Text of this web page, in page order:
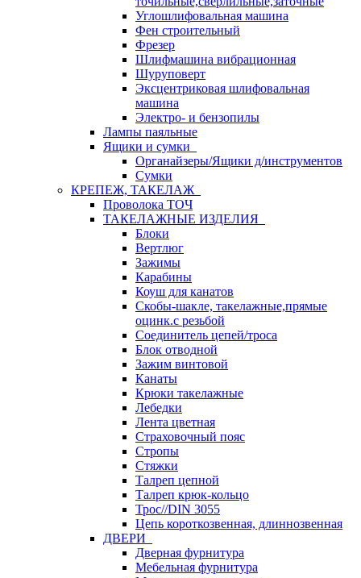
Углошлифовальная машина
Фен строительный
Фрезер
Шлифмашина вибрационная
Шуруповерт
Эксцентриковая шлифовальная
машина
Электро- и бензопилы
Лампы паяльные
Ящики и сумки
Органайзеры/Ящики д/инструментов
Сумки
КРЕПЕЖ, ТАКЕЛАЖ
Проволока ТОЧ
ТАКЕЛАЖНЫЕ ИЗДЕЛИЯ
Блоки
Вертлюг
Зажимы
Карабины
Коуш для канатов
Скобы-шакле, такелажные,прямые
оцинк.с резьбой
Соединитель цепей/троса
Блок отводной
Зажим винтовой
Канаты
Крюки такелажные
Лебедки
Лента цветная
Страховочный пояс
Стропы
Стяжки
Талреп цепной
Талреп крюк-кольцо
Трос//DIN 3055
Цепь короткозвенная, длиннозвенная
ДВЕРИ
Дверная фурнитура
Мебельная фурнитура